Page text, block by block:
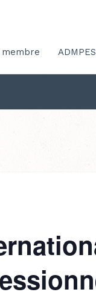
membre